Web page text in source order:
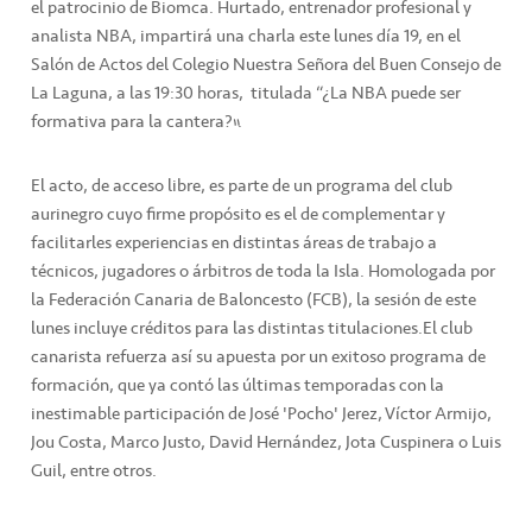
el patrocinio de Biomca. Hurtado, entrenador profesional y
analista NBA, impartirá una charla este lunes día 19, en el
Salón de Actos del Colegio Nuestra Señora del Buen Consejo de
La Laguna, a las 19:30 horas, titulada “¿La NBA puede ser
formativa para la cantera?”.
El acto, de acceso libre, es parte de un programa del club
aurinegro cuyo firme propósito es el de complementar y
facilitarles experiencias en distintas áreas de trabajo a
técnicos, jugadores o árbitros de toda la Isla. Homologada por
la Federación Canaria de Baloncesto (FCB), la sesión de este
lunes incluye créditos para las distintas titulaciones.El club
canarista refuerza así su apuesta por un exitoso programa de
formación, que ya contó las últimas temporadas con la
inestimable participación de José 'Pocho' Jerez, Víctor Armijo,
Jou Costa, Marco Justo, David Hernández, Jota Cuspinera o Luis
Guil, entre otros.